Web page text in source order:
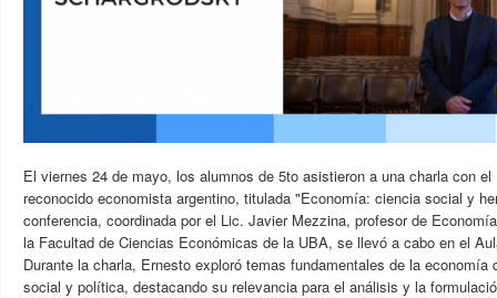
El viernes 24 de mayo, los alumnos de 5to asistieron a una charla con
reconocido economista argentino, titulada "Economía: ciencia social y
conferencia, coordinada por el Lic. Javier Mezzina, profesor de
la Facultad de Ciencias Económicas de la UBA, se llevó a cabo en el
Durante la charla, Ernesto exploró temas fundamentales de la economía
social y política, destacando su relevancia para el análisis y la